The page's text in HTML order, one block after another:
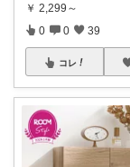
￥ 2,299～
0 0 39
コレ